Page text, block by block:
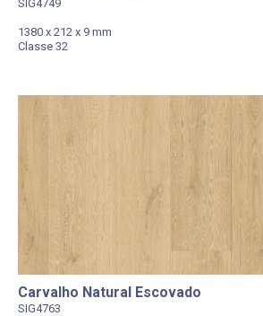
SIG4749
1380 x 212 x 9 mm
Classe 32
Carvalho Natural Escovado
SIG4763